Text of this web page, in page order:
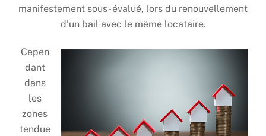
manifestement sous- évalué, lors du renouvellement
d’un bail avec le même locataire.
Cepen
dant
dans
les
zones
tendue